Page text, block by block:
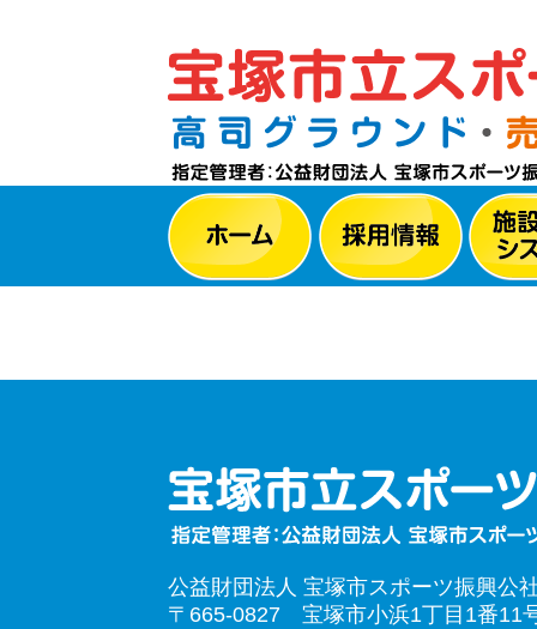
公益財団法人 宝塚市スポーツ振興公
〒665-0827 宝塚市小浜1丁目1番11